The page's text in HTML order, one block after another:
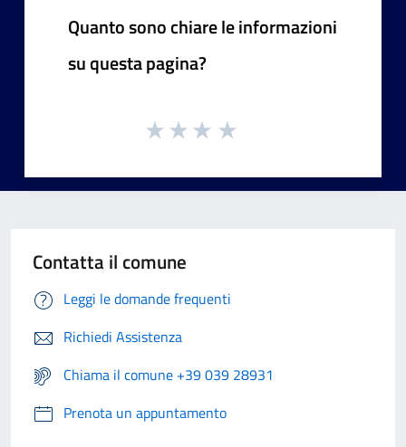
Quanto sono chiare le informazioni
su questa pagina?
Contatta il comune
Leggi le domande frequenti
Richiedi Assistenza
Chiama il comune +39 039 28931
Prenota un appuntamento